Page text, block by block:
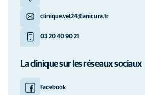
clinique.vet24@anicura.fr
03 20 40 90 21
La clinique sur les réseaux sociaux
Facebook